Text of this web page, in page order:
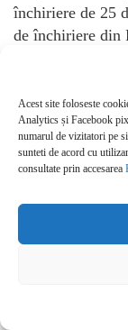
Acest site foloseste
Analytics și Facebook
numarul de vizitatori pe
sunteti de acord cu
consultate prin accesarea
închiriere de 25
de închiriere din
Certificările
Din dorința de
chiriași,
proiectele de
termen lung a
clasă A fiind
astfel de
certificat LEED